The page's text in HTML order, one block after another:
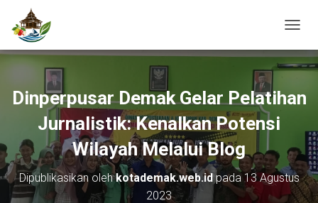
O
G
E
I
G
A
S
Dinperpusar Demak Gelar Pelatihan
Jurnalistik: Kenalkan Potensi
Wilayah Melalui Blog
Dipublikasikan olehkotademak.web.idpada13 Agustus
2023